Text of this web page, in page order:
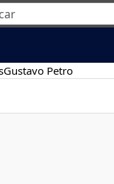
Gustavo Petro